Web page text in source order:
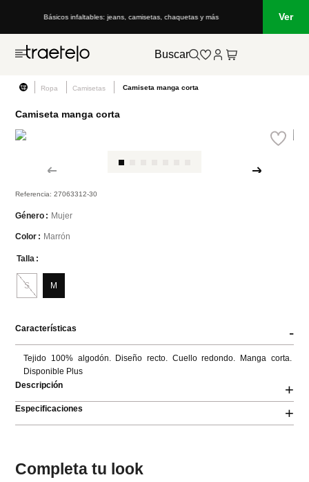
camisetas, chaquetas y más Lo que está de moda en Venezuela:
Ver
Buscar
Ropa Camisetas Camiseta manga corta
Camiseta manga corta
Referencia:27063312-30
Género Mujer
Color Marrón
Talla
M
S
Características -
Tejido 100% algodón. Diseño recto. Cuello redondo. Manga corta.
Disponible Plus
Descripción
+
Especificaciones +
Completa tu look